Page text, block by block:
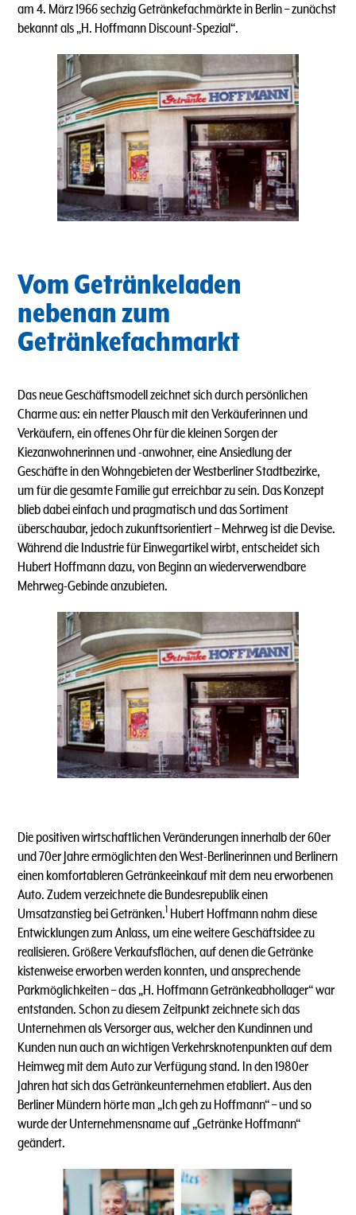
am 4. März 1966 sechzig Getränkefachmärkte in Berlin – zunächst
bekannt als „H. Hoffmann Discount-Spezial“.
Vom Getränkeladen
nebenan zum
Getränkefachmarkt
Das neue Geschäftsmodell zeichnet sich durch persönlichen
Charme aus: ein netter Plausch mit den Verkäuferinnen und
Verkäufern, ein offenes Ohr für die kleinen Sorgen der
Kiezanwohnerinnen und -anwohner, eine Ansiedlung der
Geschäfte in den Wohngebieten der Westberliner Stadtbezirke,
um für die gesamte Familie gut erreichbar zu sein. Das Konzept
blieb dabei einfach und pragmatisch und das Sortiment
überschaubar, jedoch zukunftsorientiert – Mehrweg ist die Devise.
Während die Industrie für Einwegartikel wirbt, entscheidet sich
Hubert Hoffmann dazu, von Beginn an wiederverwendbare
Mehrweg-Gebinde anzubieten.
Die positiven wirtschaftlichen Veränderungen innerhalb der 60er
und 70er Jahre ermöglichten den West-Berlinerinnen und Berlinern
einen komfortableren Getränkeeinkauf mit dem neu erworbenen
Auto. Zudem verzeichnete die Bundesrepublik einen
Umsatzanstieg bei Getränken.1 Hubert Hoffmann nahm diese
Entwicklungen zum Anlass, um eine weitere Geschäftsidee zu
realisieren. Größere Verkaufsflächen, auf denen die Getränke
kistenweise erworben werden konnten, und ansprechende
Parkmöglichkeiten – das „H. Hoffmann Getränkeabhollager“ war
entstanden. Schon zu diesem Zeitpunkt zeichnete sich das
Unternehmen als Versorger aus, welcher den Kundinnen und
Kunden nun auch an wichtigen Verkehrsknotenpunkten auf dem
Heimweg mit dem Auto zur Verfügung stand. In den 1980er
Jahren hat sich das Getränkeunternehmen etabliert. Aus den
Berliner Mündern hörte man „Ich geh zu Hoffmann“ – und so
wurde der Unternehmensname auf „Getränke Hoffmann“
geändert.